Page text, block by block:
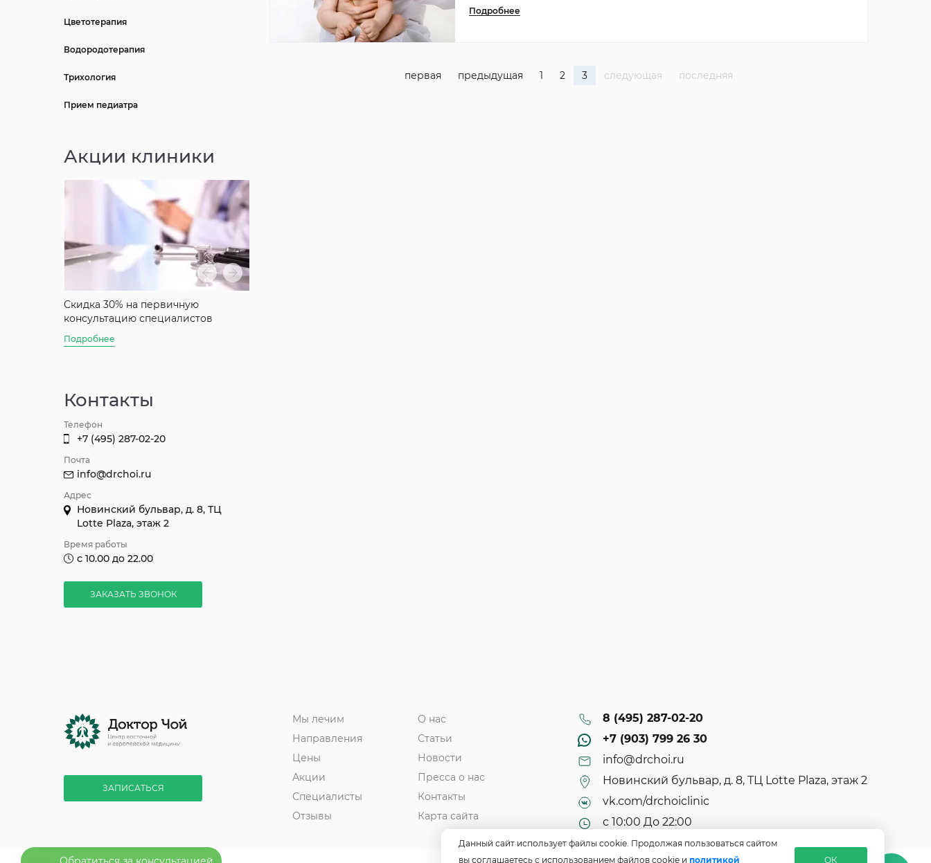
Цветотерапия
Водородотерапия
Трихология
Прием педиатра
Акции клиники
Скидка 30% на первичную
консультацию специалистов
Подробнее
Контакты
Телефон
+7 (495) 287-02-20
Почта
info@drchoi.ru
Адрес
Новинский бульвар, д. 8, ТЦ
Lotte Plaza, этаж 2
Время работы
с 10.00 до 22.00
ЗАКАЗАТЬ ЗВОНОК
Данный сайт использует файлы cookie. Продолжая пользоваться сайтом
вы соглашаетесь с использованием файлов cookie и политикой ОК
Подробнее
первая предыдущая 1 2 3 следующая последняя
ЗАПИСАТЬСЯ
Мы лечим
Направления
Цены
Акции
Специалисты
Отзывы
О нас
Статьи
Новости
Пресса о нас
Контакты
Карта сайта
8 (495) 287-02-20
+7 (903) 799 26 30
info@drchoi.ru
Новинский бульвар, д. 8, ТЦ Lotte Plaza, этаж 2
vk.com/drchoiclinic
с 10:00 До 22:00